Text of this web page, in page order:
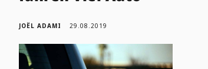
JOËL ADAMI 29.08.2019